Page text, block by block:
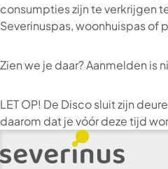
consumpties zijn te verkrijgen
Severinuspas, woonhuispas of
Zien we je daar? Aanmelden is
LET OP! De Disco sluit zijn
daarom dat je vóór deze tijd